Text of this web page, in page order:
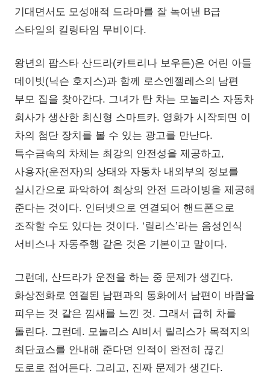
기대면서도 모성애적 드라마를 잘 녹여낸 B급
스타일의 킬링타임 무비이다.
왕년의 팝스타 산드라(카트리나 보우든)은 어린 아들
데이빗(닉슨 호지스)과 함께 로스엔젤레스의 남편
부모 집을 찾아간다. 그녀가 탄 차는 모놀리스 자동차
회사가 생산한 최신형 스마트카. 영화가 시작되면 이
차의 첨단 장치를 볼 수 있는 광고를 만난다.
특수금속의 차체는 최강의 안전성을 제공하고,
사용자(운전자)의 상태와 자동차 내외부의 정보를
실시간으로 파악하여 최상의 안전 드라이빙을 제공해
준다는 것이다. 인터넷으로 연결되어 핸드폰으로
조작할 수도 있다는 것이다. ‘릴리스’라는 음성인식
서비스나 자동주행 같은 것은 기본이고 말이다.
그런데, 산드라가 운전을 하는 중 문제가 생긴다.
화상전화로 연결된 남편과의 통화에서 남편이 바람을
피우는 것 같은 낌새를 느낀 것. 그래서 급히 차를
돌린다. 그런데. 모놀리스 AI비서 릴리스가 목적지의
최단코스를 안내해 준다면 인적이 완전히 끊긴
도로로 접어든다. 그리고, 진짜 문제가 생긴다.